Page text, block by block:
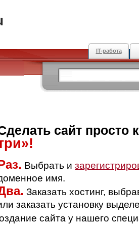
IT-работа
сайт просто
Выбрать и
имя.
Заказать хостинг,
заказать установку
сайта у нашего